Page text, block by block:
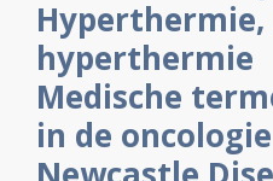
hyperthermie
Medische
in de oncologie